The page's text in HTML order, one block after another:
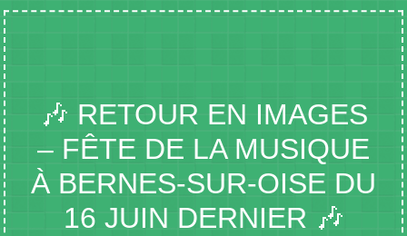
🎶 RETOUR EN IMAGES
– FÊTE DE LA MUSIQUE
À BERNES-SUR-OISE DU
16 JUIN DERNIER 🎶